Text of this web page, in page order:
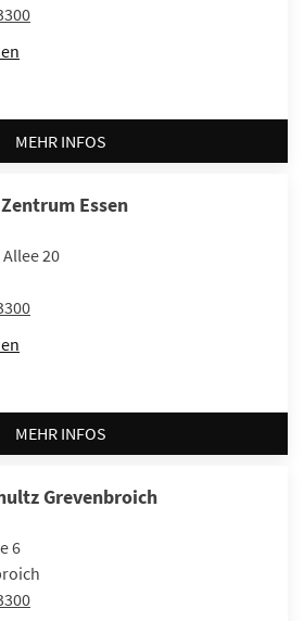
MEHR INFOS
Essen
20
MEHR INFOS
Grevenbroich
6